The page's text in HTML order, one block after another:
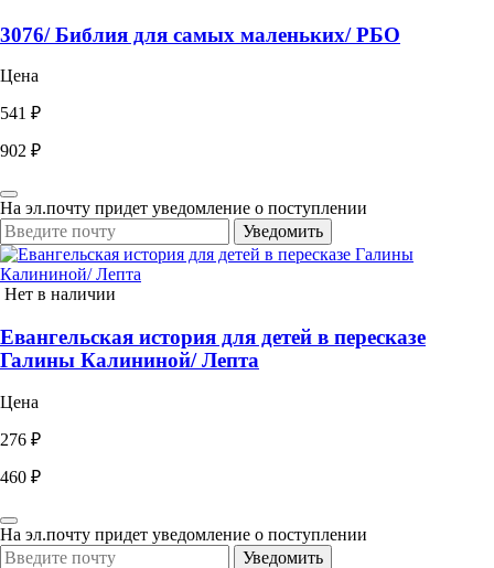
3076/ Библия для самых маленьких/ РБО
Цена
541 ₽
902 ₽
На эл.почту придет уведомление о поступлении
Уведомить
Нет в наличии
Евангельская история для детей в пересказе
Галины Калининой/ Лепта
Цена
276 ₽
460 ₽
На эл.почту придет уведомление о поступлении
Уведомить